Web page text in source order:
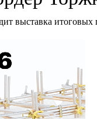
выставка